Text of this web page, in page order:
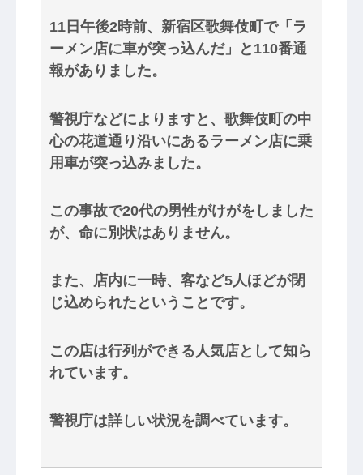
11日午後2時前、新宿区歌舞伎町で「ラ
ーメン店に車が突っ込んだ」と110番通
報がありました。
警視庁などによりますと、歌舞伎町の中
心の花道通り沿いにあるラーメン店に乗
用車が突っ込みました。
この事故で20代の男性がけがをしました
が、命に別状はありません。
また、店内に一時、客など5人ほどが閉
じ込められたということです。
この店は行列ができる人気店として知ら
れています。
警視庁は詳しい状況を調べています。